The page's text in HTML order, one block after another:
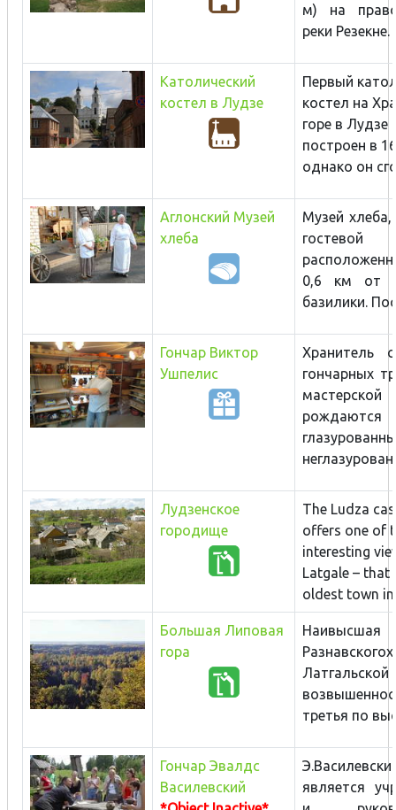
м) на
реки Резекне.
Католический
костел в Лудзе
Первый
костел на
горе в Лудзе
построен в
однако он
Аглонский Музей
хлеба
Музей хлеба,
0,6 км от
базилики.
Гончар Виктор
Ушпелис
Хранитель
гончарных
мастерской
рождаются
Лудзенское
городище
The Ludza
offers one of
interesting
Latgale – that
oldest town in
Большая Липовая
гора
Разнавского
Латгальской
третья по
Гончар Эвалдс
Василевский
является